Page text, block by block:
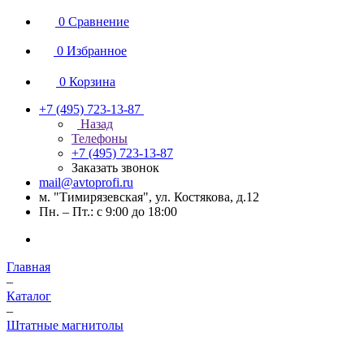
0 Сравнение
0 Избранное
0 Корзина
+7 (495) 723-13-87
Назад
Телефоны
+7 (495) 723-13-87
Заказать звонок
mail@avtoprofi.ru
м. "Тимирязевская", ул. Костякова, д.12
Пн. – Пт.: с 9:00 до 18:00
Главная
–
Каталог
–
Штатные магнитолы